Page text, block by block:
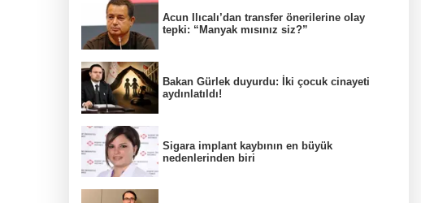
Acun Ilıcalı’dan transfer önerilerine olay
tepki: “Manyak mısınız siz?”
Bakan Gürlek duyurdu: İki çocuk cinayeti
aydınlatıldı!
Sigara implant kaybının en büyük
nedenlerinden biri